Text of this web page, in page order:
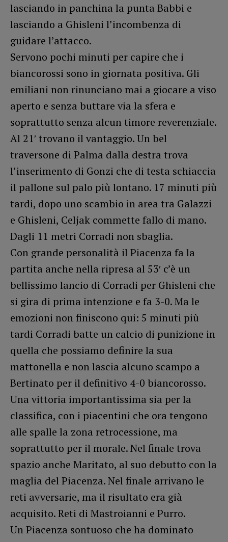
lasciando in panchina la punta Babbi e
lasciando a Ghisleni l’incombenza di
guidare l’attacco.
Servono pochi minuti per capire che i
biancorossi sono in giornata positiva. Gli
emiliani non rinunciano mai a giocare a viso
aperto e senza buttare via la sfera e
soprattutto senza alcun timore reverenziale.
Al 21′ trovano il vantaggio. Un bel
traversone di Palma dalla destra trova
l’inserimento di Gonzi che di testa schiaccia
il pallone sul palo più lontano. 17 minuti più
tardi, dopo uno scambio in area tra Galazzi
e Ghisleni, Celjak commette fallo di mano.
Dagli 11 metri Corradi non sbaglia.
Con grande personalità il Piacenza fa la
partita anche nella ripresa al 53′ c’è un
bellissimo lancio di Corradi per Ghisleni che
si gira di prima intenzione e fa 3-0. Ma le
emozioni non finiscono qui: 5 minuti più
tardi Corradi batte un calcio di punizione in
quella che possiamo definire la sua
mattonella e non lascia alcuno scampo a
Bertinato per il definitivo 4-0 biancorosso.
Una vittoria importantissima sia per la
classifica, con i piacentini che ora tengono
alle spalle la zona retrocessione, ma
soprattutto per il morale. Nel finale trova
spazio anche Maritato, al suo debutto con la
maglia del Piacenza. Nel finale arrivano le
reti avversarie, ma il risultato era già
acquisito. Reti di Mastroianni e Purro.
Un Piacenza sontuoso che ha dominato